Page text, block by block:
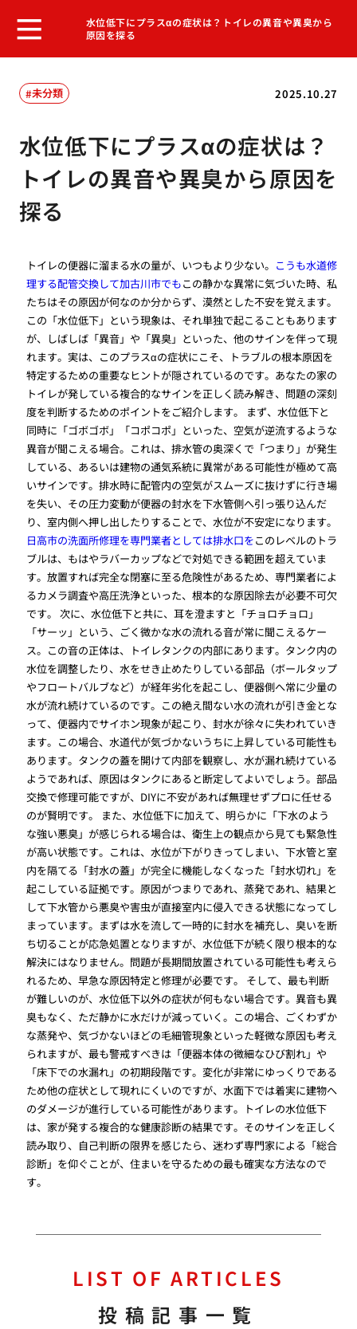
水位低下にプラスαの症状は？トイレの異音や異臭から
原因を探る
2025.10.27
未分類
水位低下にプラスαの症状は？
トイレの異音や異臭から原因を
探る
トイレの便器に溜まる水の量が、いつもより少ない。 こうも水道修
理する配管交換して加古川市でもこの静かな異常に気づいた時、私
たちはその原因が何なのか分からず、漠然とした不安を覚えます。
この「水位低下」という現象は、それ単独で起こることもあります
が、しばしば「異音」や「異臭」といった、他のサインを伴って現
れます。実は、このプラスαの症状にこそ、トラブルの根本原因を
特定するための重要なヒントが隠されているのです。あなたの家の
トイレが発している複合的なサインを正しく読み解き、問題の深刻
度を判断するためのポイントをご紹介します。 まず、水位低下と
同時に「ゴボゴボ」「コポコポ」といった、空気が逆流するような
異音が聞こえる場合。これは、排水管の奥深くで「つまり」が発生
している、あるいは建物の通気系統に異常がある可能性が極めて高
いサインです。排水時に配管内の空気がスムーズに抜けずに行き場
を失い、その圧力変動が便器の封水を下水管側へ引っ張り込んだ
り、室内側へ押し出したりすることで、水位が不安定になります。
日高市の洗面所修理を専門業者としては排水口をこのレベルのトラ
ブルは、もはやラバーカップなどで対処できる範囲を超えていま
す。放置すれば完全な閉塞に至る危険性があるため、専門業者によ
るカメラ調査や高圧洗浄といった、根本的な原因除去が必要不可欠
です。 次に、水位低下と共に、耳を澄ますと「チョロチョロ」
「サーッ」という、ごく微かな水の流れる音が常に聞こえるケー
ス。この音の正体は、トイレタンクの内部にあります。タンク内の
水位を調整したり、水をせき止めたりしている部品（ボールタップ
やフロートバルブなど）が経年劣化を起こし、便器側へ常に少量の
水が流れ続けているのです。この絶え間ない水の流れが引き金とな
って、便器内でサイホン現象が起こり、封水が徐々に失われていき
ます。この場合、水道代が気づかないうちに上昇している可能性も
あります。タンクの蓋を開けて内部を観察し、水が漏れ続けている
ようであれば、原因はタンクにあると断定してよいでしょう。部品
交換で修理可能ですが、DIYに不安があれば無理せずプロに任せる
のが賢明です。 また、水位低下に加えて、明らかに「下水のよう
な強い悪臭」が感じられる場合は、衛生上の観点から見ても緊急性
が高い状態です。これは、水位が下がりきってしまい、下水管と室
内を隔てる「封水の蓋」が完全に機能しなくなった「封水切れ」を
起こしている証拠です。原因がつまりであれ、蒸発であれ、結果と
して下水管から悪臭や害虫が直接室内に侵入できる状態になってし
まっています。まずは水を流して一時的に封水を補充し、臭いを断
ち切ることが応急処置となりますが、水位低下が続く限り根本的な
解決にはなりません。問題が長期間放置されている可能性も考えら
れるため、早急な原因特定と修理が必要です。 そして、最も判断
が難しいのが、水位低下以外の症状が何もない場合です。異音も異
臭もなく、ただ静かに水だけが減っていく。この場合、ごくわずか
な蒸発や、気づかないほどの毛細管現象といった軽微な原因も考え
られますが、最も警戒すべきは「便器本体の微細なひび割れ」や
「床下での水漏れ」の初期段階です。変化が非常にゆっくりである
ため他の症状として現れにくいのですが、水面下では着実に建物へ
のダメージが進行している可能性があります。トイレの水位低下
は、家が発する複合的な健康診断の結果です。そのサインを正しく
読み取り、自己判断の限界を感じたら、迷わず専門家による「総合
診断」を仰ぐことが、住まいを守るための最も確実な方法なので
す。
LIST OF ARTICLES
投稿記事一覧